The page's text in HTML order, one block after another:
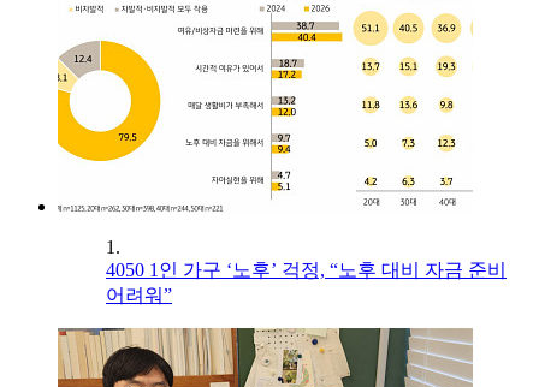
1.
4050 1인 가구 ‘노후’ 걱정, “노후 대비 자금 준비
어려워”